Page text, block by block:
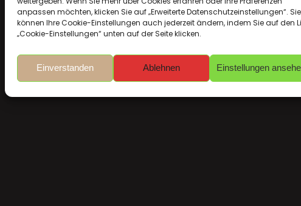
anpassen möchten, klicken Sie auf „Erweiterte Datenschutzeinstellungen“. Sie
können Ihre Cookie-Einstellungen auch jederzeit ändern, indem Sie auf den
„Cookie-Einstellungen“ unten auf der Seite klicken.
Einverstanden Ablehnen Einstellungen